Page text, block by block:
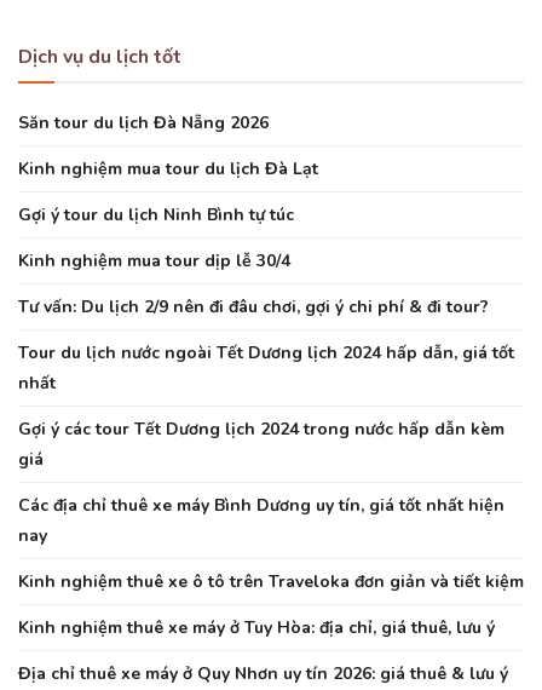
Dịch vụ du lịch tốt
Săn tour du lịch Đà Nẵng 2026
Kinh nghiệm mua tour du lịch Đà Lạt
Gợi ý tour du lịch Ninh Bình tự túc
Kinh nghiệm mua tour dịp lễ 30/4
Tư vấn: Du lịch 2/9 nên đi đâu chơi, gợi ý chi phí & đi tour?
Tour du lịch nước ngoài Tết Dương lịch 2024 hấp dẫn, giá tốt
nhất
Gợi ý các tour Tết Dương lịch 2024 trong nước hấp dẫn kèm
giá
Các địa chỉ thuê xe máy Bình Dương uy tín, giá tốt nhất hiện
nay
Kinh nghiệm thuê xe ô tô trên Traveloka đơn giản và tiết kiệm
Kinh nghiệm thuê xe máy ở Tuy Hòa: địa chỉ, giá thuê, lưu ý
Địa chỉ thuê xe máy ở Quy Nhơn uy tín 2026: giá thuê & lưu ý